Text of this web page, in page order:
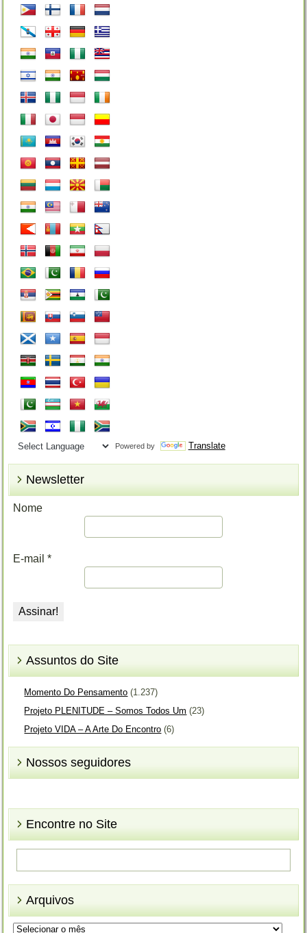
Powered by Translate
Newsletter
Nome
E-mail*
Assuntos do Site
Momento Do Pensamento (1.237)
Projeto PLENITUDE – Somos Todos Um (23)
Projeto VIDA – A Arte Do Encontro (6)
Nossos seguidores
Encontre no Site
Arquivos
Arquivos